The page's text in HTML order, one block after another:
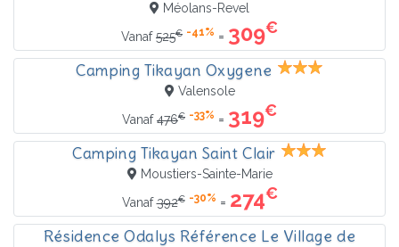
Méolans-Revel
Vanaf525€ -41% = 309€
Camping Tikayan Oxygene
Valensole
Vanaf476€ -33% = 319€
Camping Tikayan Saint Clair
Moustiers-Sainte-Marie
Vanaf392€ -30% = 274€
Résidence Odalys Référence Le Village de